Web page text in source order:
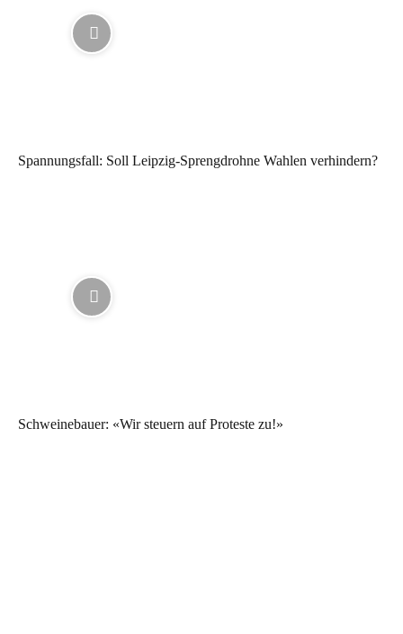
Spannungsfall: Soll Leipzig-Sprengdrohne Wahlen verhindern?
Schweinebauer: «Wir steuern auf Proteste zu!»